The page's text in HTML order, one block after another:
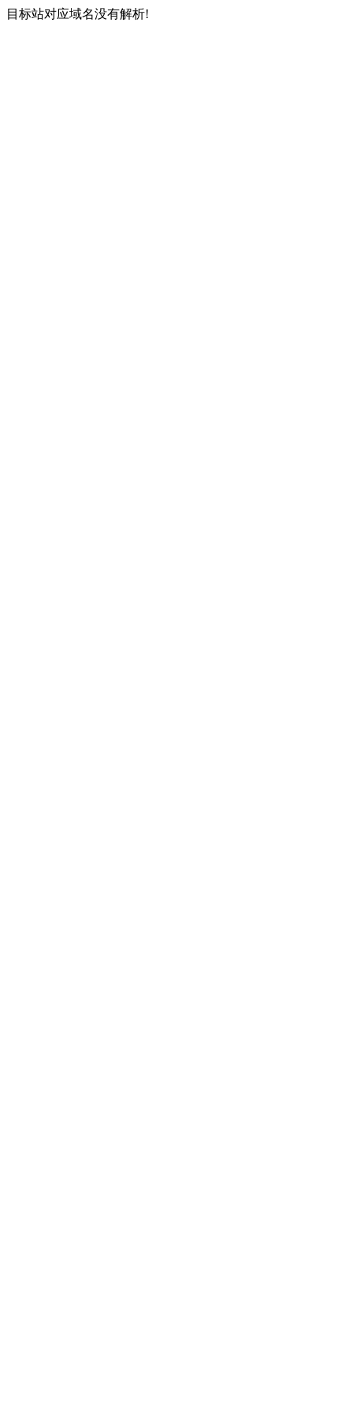
目标站对应域名没有解析!